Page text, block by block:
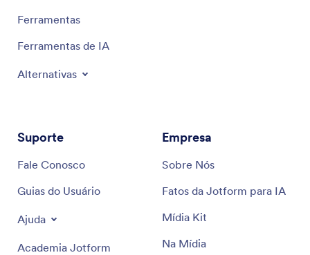
Ferramentas
Ferramentas de IA
Alternativas
Suporte
Fale Conosco
Guias do Usuário
Ajuda
Academia Jotform
Empresa
Sobre Nós
Fatos da Jotform para IA
Mídia Kit
Na Mídia